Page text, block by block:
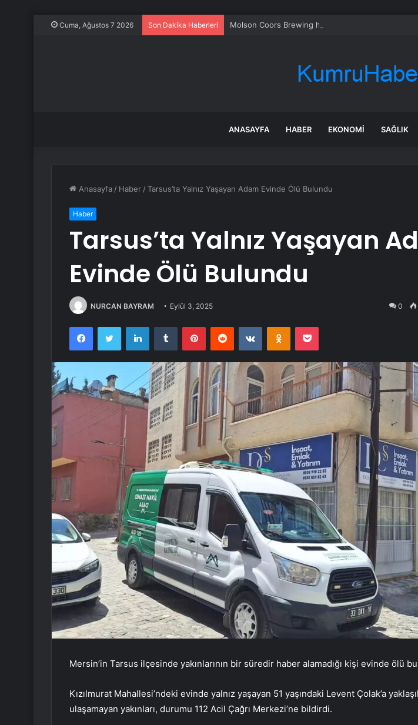
Cuma, Ağustos 7 2026 Son Dakika Haberleri Molson Coors Brewing hissesi bugün neden
ANASAYFA HABER EKONOMI SAĞLIK
Anasayfa / Haber /Tarsus’ta Yalnız Yaşayan Adam Evinde Ölü Bulundu
Haber
Tarsus’ta Yalnız Yaşayan
Evinde Ölü Bulundu
NURCAN BAYRAM Eylül 3, 2025 0
FacebookTwitter LinkedInTumblr PinterestReddit VKontakteOdnoklassniki
Pocket
Mersin’in Tarsus ilçesinde yakınlarının bir süredir haber alamadığı kişi evinde ölü
Kızılmurat Mahallesi’ndeki evinde yalnız yaşayan 51 yaşındaki Levent Çolak’a
ulaşamayan yakınları, durumu 112 Acil Çağrı Merkezi’ne bildirdi.